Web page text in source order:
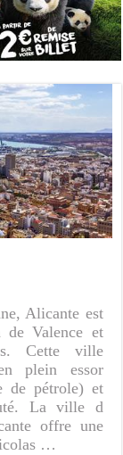
Alicante est
Valence et
Cette ville
plein essor
de pétrole) et
La ville d
offre une
…